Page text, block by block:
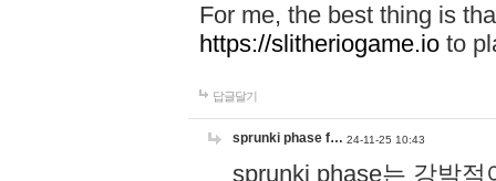
For me, the best thing is
https://slitheriogame.io to
답글달기
sprunki phase f… 24-11-25 10:43
sprunki phase는 강박